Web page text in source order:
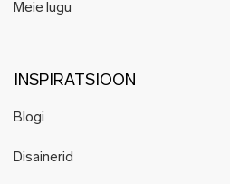
Meie lugu
INSPIRATSIOON
Blogi
Disainerid